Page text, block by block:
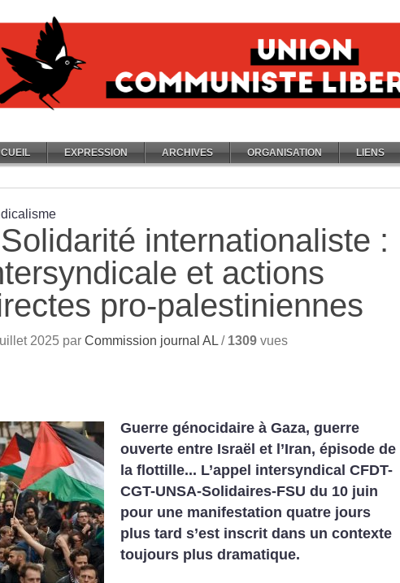
EXPRESSION ARCHIVES ORGANISATION LIENS
Solidarité internationaliste :
et actions
pro-palestiniennes
2025 par Commission journal AL / 1309 vues
Guerre génocidaire à Gaza, guerre
ouverte entre Israël et l’Iran, épisode de
la flottille... L’appel intersyndical CFDT-
CGT-UNSA-Solidaires-FSU du 10 juin
pour une manifestation quatre jours
plus tard s’est inscrit dans un contexte
toujours plus dramatique.